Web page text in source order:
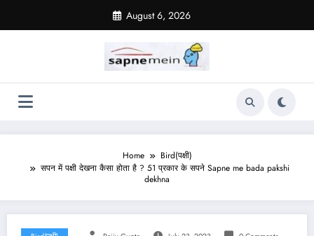
content
August 6, 2026
Home
Bird(पक्षी)
सपन में पक्षी देखना कैसा होता है ? 51 प्रकार के सपने Sapne me bada pakshi
dekhna